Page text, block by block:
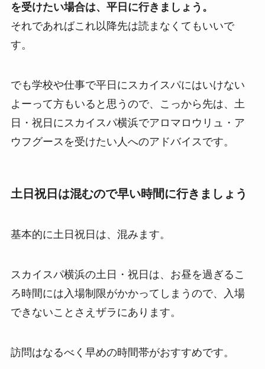
を受けたい場合は、平日に行きましょう。
それであればこれ以降先は読まなくてもいいで
す。
でも学校や仕事で平日にスカイスパにはいけない
よーって方もいると思うので、こっから先は、土
日・祝日にスカイスパ横浜でアロマロウリュ・ア
ウフグースを受けたい人へのアドバイスです。
土日祝日は混むので早い時間に行きましょう
基本的に土日祝日は、混みます。
スカイスパ横浜の土日・祝日は、お昼を過ぎるこ
ろ時間には入場制限がかかってしまうので、入場
できないことさえザラにあります。
訪問はなるべく早めの時間帯がおすすめです。